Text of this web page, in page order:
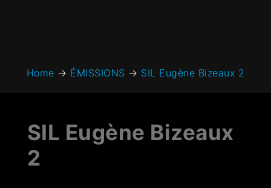
Home → ÉMISSIONS → SIL Eugène Bizeaux 2
SIL Eugène Bizeaux
2